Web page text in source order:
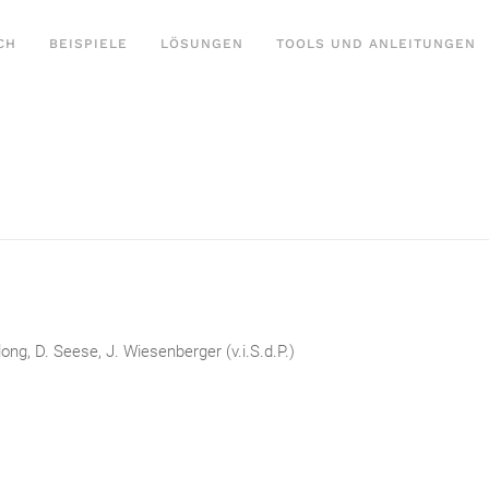
BEISPIELE LÖSUNGEN TOOLS UND ANLEITUNGEN
D. Seese, J. Wiesenberger (v.i.S.d.P.)